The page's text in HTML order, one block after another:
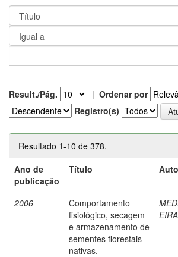
Result./Pág. | Ordenar por
Registro(s)
Resultado 1-10 de 378.
Ano de
publicação
Título
2006
Comportamento
fisiológico, secagem
e armazenamento de
sementes florestais
nativas.